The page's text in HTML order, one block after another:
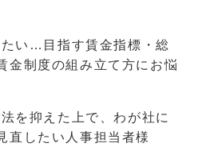
い…目指す賃金指標・総
金制度の組み立て方にお悩
を抑えた上で、わが社に
直したい人事担当者様